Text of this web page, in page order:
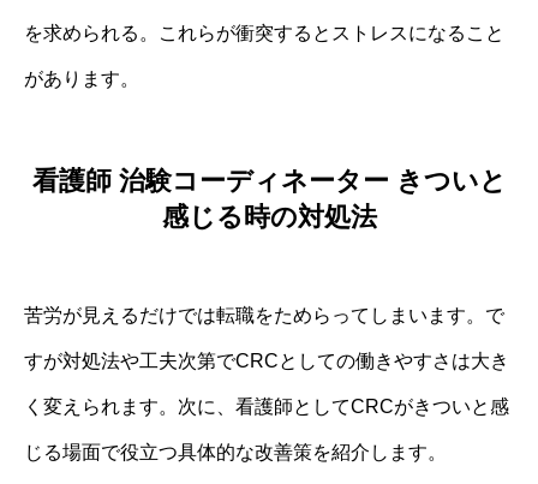
を求められる。これらが衝突するとストレスになること
があります。
看護師 治験コーディネーター きついと
感じる時の対処法
苦労が見えるだけでは転職をためらってしまいます。で
すが対処法や工夫次第でCRCとしての働きやすさは大き
く変えられます。次に、看護師としてCRCがきついと感
じる場面で役立つ具体的な改善策を紹介します。